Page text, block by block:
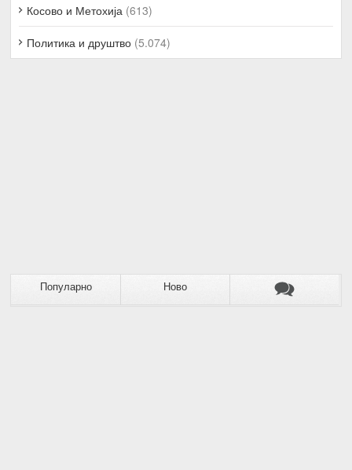
Косово и Метохија (613)
Политика и друштво (5.074)
Популарно Ново